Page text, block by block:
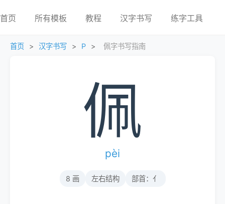
首页 所有模板 教程 汉字书写 练字工具
首页 > 汉字书写 > P > 佩字书写指南
佩
pèi
8 画 左右结构 部首：亻